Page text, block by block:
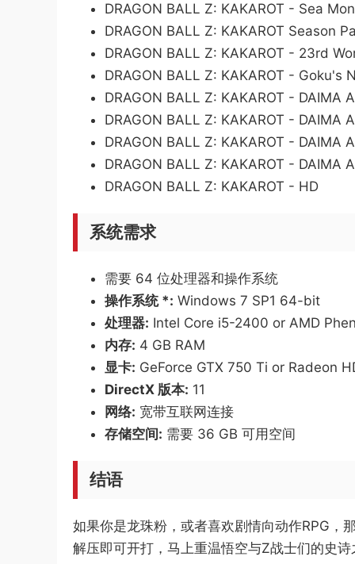
DRAGON BALL Z: KAKAROT - Sea
DRAGON BALL Z: KAKAROT Season
DRAGON BALL Z: KAKAROT - 23rd
DRAGON BALL Z: KAKAROT - Goku's
DRAGON BALL Z: KAKAROT -
DRAGON BALL Z: KAKAROT -
DRAGON BALL Z: KAKAROT -
DRAGON BALL Z: KAKAROT -
DRAGON BALL Z: KAKAROT - HD
系统需求
需要 64 位处理器和操作系统
操作系统 *: Windows 7 SP1 64-bit
处理器: Intel Core i5-2400 or AMD
内存: 4 GB RAM
显卡: GeForce GTX 750 Ti or Radeon
DirectX 版本: 11
网络: 宽带互联网连接
存储空间: 需要 36 GB 可用空间
结语
如果你是龙珠粉，或者喜欢剧情向动作RPG，
解压即可开打，马上重温悟空与Z战士们的史诗